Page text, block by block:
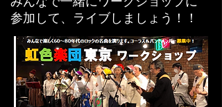
参加して、ライブしましょう！！